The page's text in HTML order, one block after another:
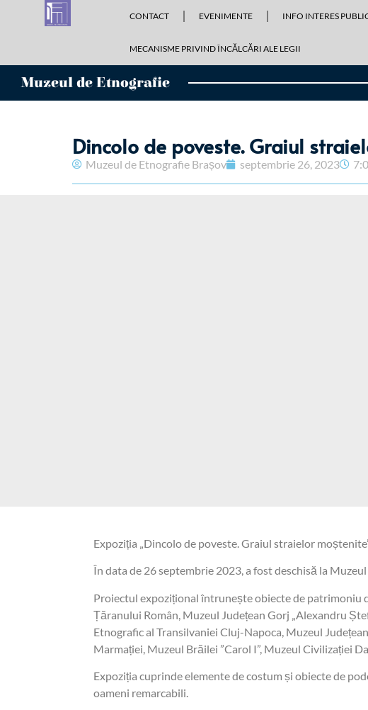
CONTACT EVENIMENTE INFO INTERES
MECANISME PRIVIND ÎNCĂLCĂRI ALE LEGII
Muzeul de Etnografie
Dincolo de poveste. Graiul
Muzeul de Etnografie Brașov septembrie 26, 2023
Expoziția „Dincolo de poveste. Graiul straielor
În data de 26 septembrie 2023, a fost deschisă la
Proiectul expozițional întrunește obiecte de patrimoniu
Țăranului Român, Muzeul Județean Gorj „Alexandru
Etnografic al Transilvaniei Cluj-Napoca, Muzeul
Marmației, Muzeul Brăilei ”Carol I”, Muzeul Civilizației
Expoziția cuprinde elemente de costum și obiecte de
oameni remarcabili.